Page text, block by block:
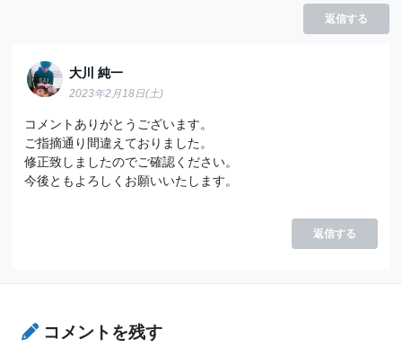
問題「まとめ・解説」
返信する
大川 純一
2023年2月18日(土)
コメントありがとうございます。
ご指摘通り間違えておりました。
修正致しましたのでご確認ください。
今後ともよろしくお願いいたします。
返信する
コメントを残す